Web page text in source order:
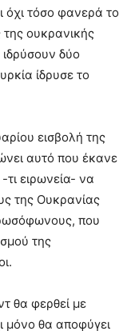
όχι τόσο φανερά το
της ουκρανικής
δύο
ίδρυσε το
εισβολή της
αυτό που έκανε
ειρωνεία- να
της Ουκρανίας
που
της
θα φερθεί με
μόνο θα αποφύγει